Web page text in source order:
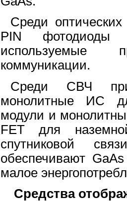
Среди
PIN фотодиоды
используемые
коммуникации.
Среди СВЧ
монолитные ИС
модули и
FET для
спутниковой
обеспечивают
малое
Средства